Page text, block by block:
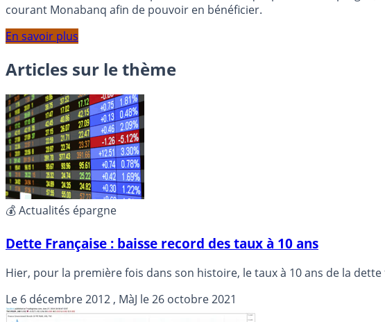
courant Monabanq afin de pouvoir en bénéficier.
En savoir plus
Articles sur le thème
💰 Actualités épargne
Dette Française : baisse record des taux à 10 ans
Hier, pour la première fois dans son histoire, le taux à 10 ans de la
Le 6 décembre 2012 , MàJ le26 octobre 2021